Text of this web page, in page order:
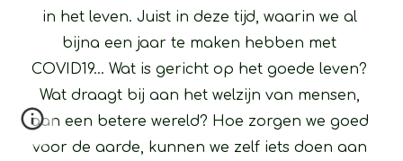
in het leven. Juist in deze tijd, waarin we al
bijna een jaar te maken hebben met
COVID19... Wat is gericht op het goede leven?
Wat draagt bij aan het welzijn van mensen,
aan een betere wereld? Hoe zorgen we goed
voor de aarde, kunnen we zelf iets doen aan